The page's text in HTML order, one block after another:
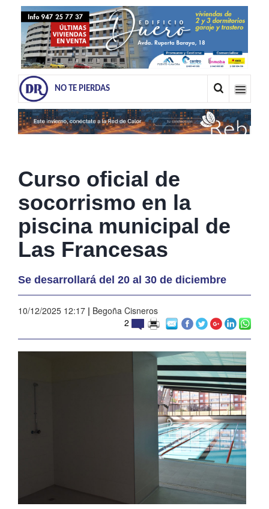
NO TE PIERDAS
Curso oficial de
socorrismo en la
piscina municipal de
Las Francesas
Se desarrollará del 20 al 30 de diciembre
10/12/2025 12:17 | Begoña Cisneros
2